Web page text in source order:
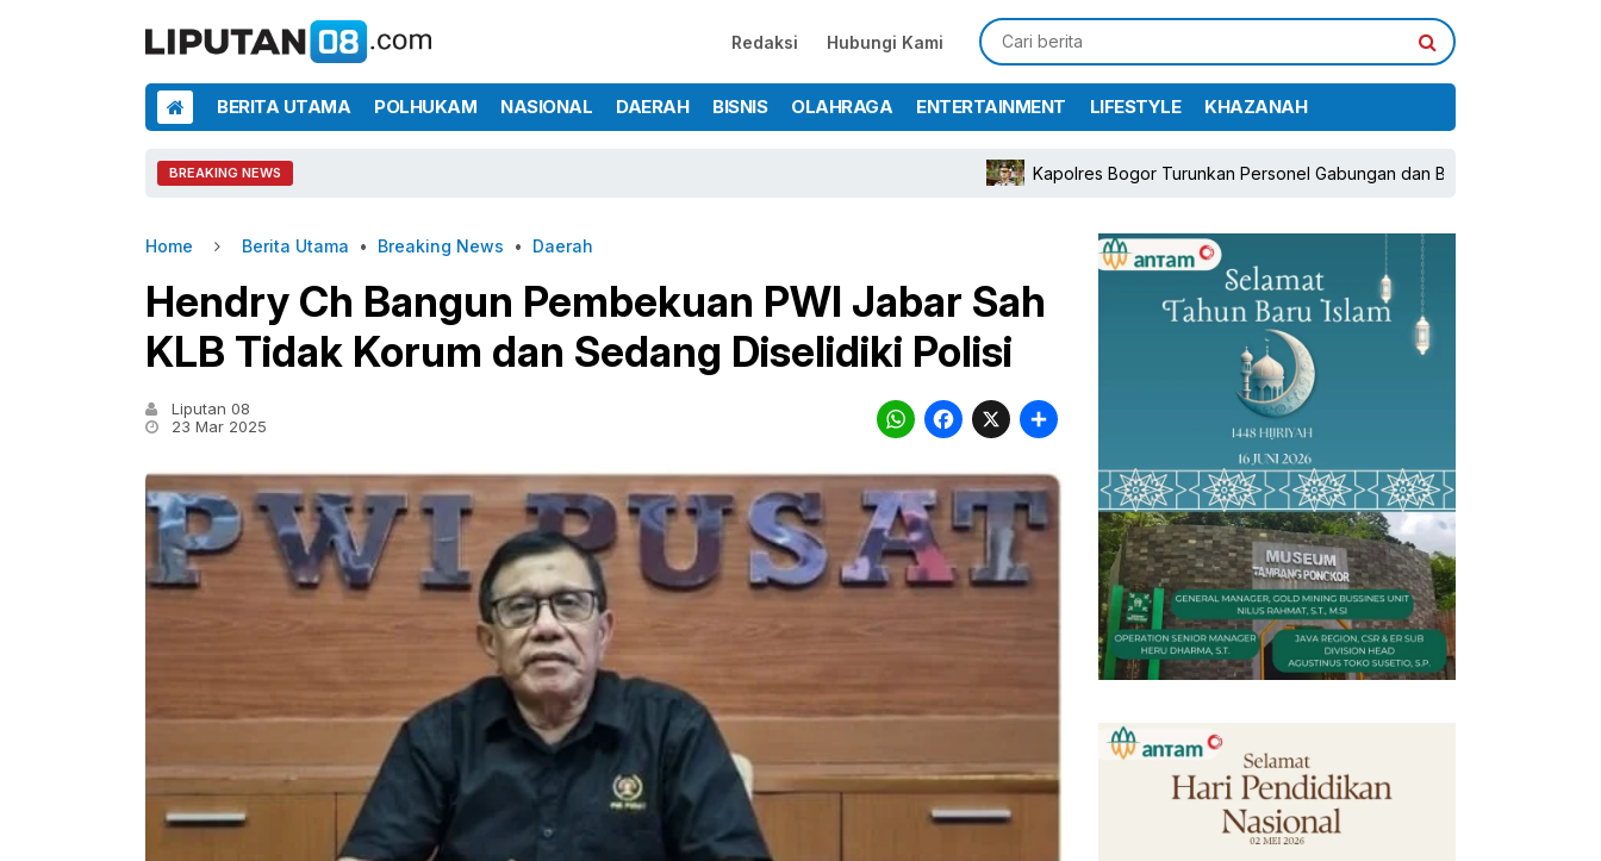
Redaksi Hubungi Kami
BERITA UTAMA POLHUKAM NASIONAL DAERAH BISNIS OLAHRAGA ENTERTAINMENT LIFESTYLE KHAZANAH
BREAKING NEWS Kapolres Bogor Turunkan Personel Gabungan dan Brimob, Prioritaskan Pengamanan
Home Berita Utama • Breaking News • Daerah
Hendry Ch Bangun Pembekuan PWI Jabar Sah
KLB Tidak Korum dan Sedang Diselidiki Polisi
Liputan 08
23 Mar 2025
WhatsApp
Facebook
X